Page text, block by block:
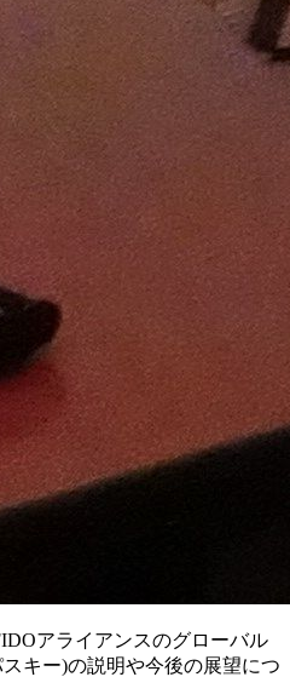
アライアンスのグローバル
キー)の説明や今後の展望につ